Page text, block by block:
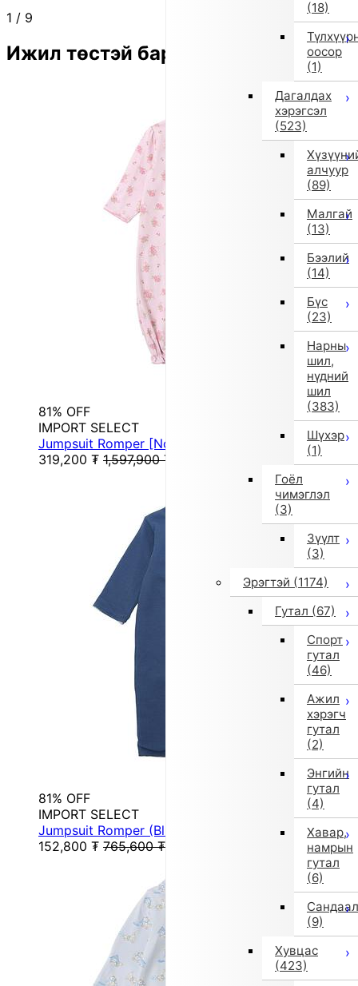
(18)
оосор
(1)
Дагалдах
хэрэгсэл
(523)
алчуур
(89)
Малгай
(13)
Бээлий
(14)
Бүс
(23)
Нарны
шил,
нүдний
шил
(383)
Шүхэр
(1)
Гоёл
чимэглэл
(3)
Зүүлт
(3)
Эрэгтэй (1174)
Гутал (67)
Спорт
гутал
(46)
Ажил
хэрэгч
гутал
(2)
Энгийн
гутал
(4)
Хавар,
намрын
гутал
(6)
Сандаал
(9)
Хувцас
(423)
1 / 9
Ижил төстэй бараа
81% OFF
IMPORT SELECT
Jumpsuit Romper [Non-returnable item] (Pink)
319,200 ₮ 1,597,900 ₮
81% OFF
IMPORT SELECT
Jumpsuit Romper (Blue) [Non-returnable item]
152,800 ₮ 765,600 ₮